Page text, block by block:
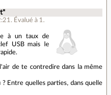
. Évalué à 1 .
à un taux de
USB mais le
de te contredire dans la même
Entre quelles parties, dans quelle